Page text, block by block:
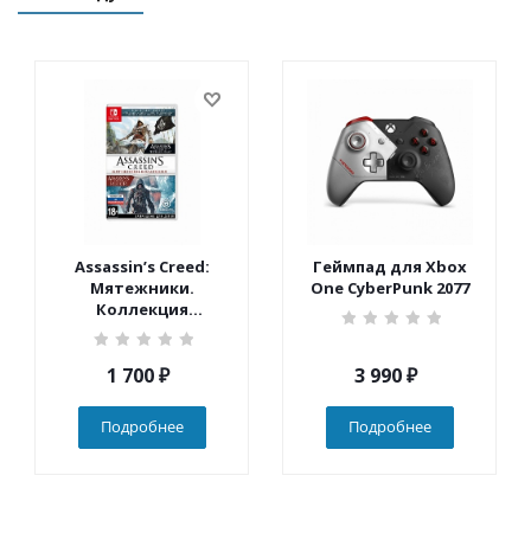
Assassin’s Creed:
Мятежники.
Коллекция
(Nintendo Switch)
1 700₽
Подробнее
Геймпад для Xbox
One CyberPunk 2077
3 990₽
Подробнее